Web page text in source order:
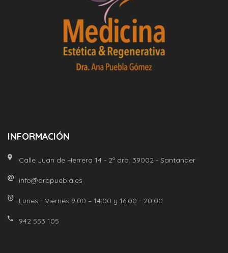
INFORMACIÓN
Calle Juan de Herrera 14 - 2º dra. 39002 - Santander
info@drapuebla.es
Lunes - Viernes 9:00 – 14:00 y 16:00 - 20:00
942 553 105